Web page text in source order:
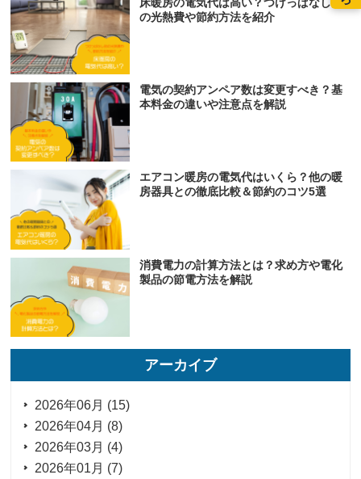
の光熱費や節約方法を紹介
電気の契約アンペア数は変更すべき？基
本料金の違いや注意点を解説
エアコン暖房の電気代はいくら？他の暖
房器具との徹底比較＆節約のコツ5選
消費電力の計算方法とは？求め方や電化
製品の節電方法を解説
アーカイブ
2026年06月 (15)
2026年04月 (8)
2026年03月 (4)
2026年01月 (7)